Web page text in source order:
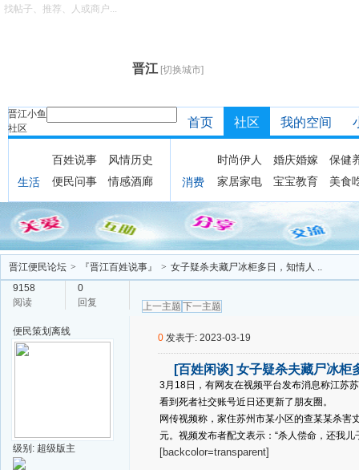
晋江 [切换城市]
晋江小鱼
社区
找帖子、推荐、人或商户...
首页 社区 我的空间
生活
百姓说事
风情历史
便民问事
情感酒廊 消费
时尚伊人 婚庆婚嫁
保健
家居家电
宝宝教育 美食
晋江便民论坛 > 『晋江百姓说事』 > 女子疑杀夫藏尸冰柜多日，知情人 ..
9158
阅读
0
回复
上一主题 下一主题
便民策划 离线
级别: 超级版主
0 发表于: 2023-03-19
[百姓闲谈] 女子疑杀夫藏尸冰
3月18日，有网友在视频平台发布消息称江苏
看到死者社交账号近日还更新了朋友圈。
网传视频称，家住苏州市某小区的查某某杀
元。视频发布者配文表示：“杀人偿命，还我儿
[backcolor=transparent]